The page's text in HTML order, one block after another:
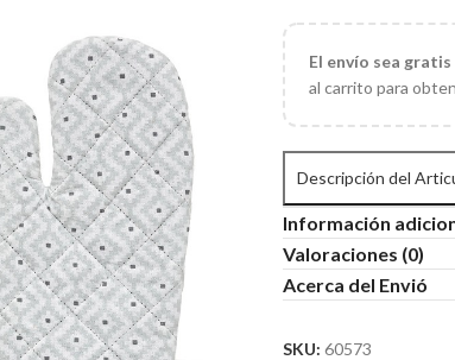
El envío sea
al carrito para
Descripción del
Información
Valoraciones (0)
Acerca del Envió
SKU:60573